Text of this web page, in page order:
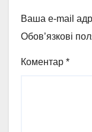
Ваша e-mail
Обов’язкові
Коментар *